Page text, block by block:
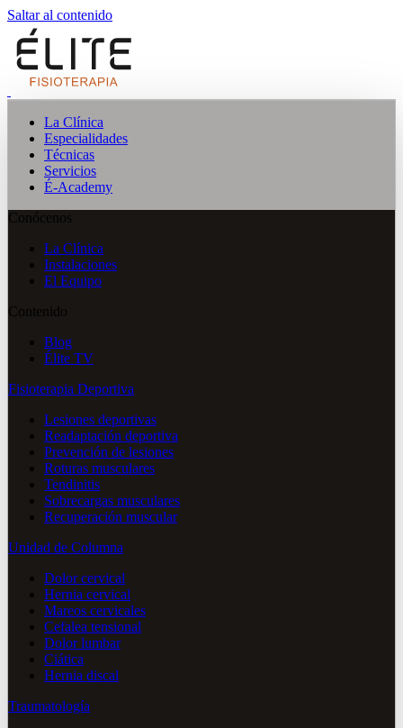
Saltar al contenido
La Clínica
Especialidades
Técnicas
Servicios
É-Academy
Conócenos
La Clínica
Instalaciones
El Equipo
Contenido
Blog
Élite TV
Fisioterapia Deportiva
Lesiones deportivas
Readaptación deportiva
Prevención de lesiones
Roturas musculares
Tendinitis
Sobrecargas musculares
Recuperación muscular
Unidad de Columna
Dolor cervical
Hernia cervical
Mareos cervicales
Cefalea tensional
Dolor lumbar
Ciática
Hernia discal
Traumatología